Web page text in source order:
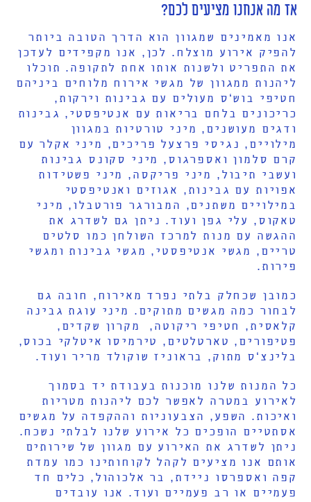
אז מה אנחנו מציעים לכם?
אנו מאמינים שמגוון הוא הדרך הטובה ביותר
להפיק אירוע מוצלח. לכן, אנו מקפידים לעדכן
את התפריט ולשנות אותו אחת לתקופה. תוכלו
ליהנות ממגוון של מגשי אירוח מלוחים ביניהם
חטיפי בוש‘ס מעולים עם גבינות וירקות,
כריכונים בלחם בריאות עם אנטיפסטי, גבינות
ודגים מעושנים, מיני טורטיות במגוון
מילויים, נגיסי פרצעל פריכים, מיני אקלר עם
קרם סלמון ואספרגוס, מיני סקונס גבינות
ועשבי תיבול, מיני פריקסה, מיני פשטידות
אפויות עם גבינות, אגוזים ואנטיפסטי
במילויים משתנים, המבורגר פורטבלו, מיני
טאקוס, עלי גפן ועוד. ניתן גם לשדרג את
ההגשה עם מנות למרכז השולחן כמו סלטים
טריים, מגשי אנטיפסטי, מגשי גבינות ומגשי
פירות.
כמובן שכחלק בלתי נפרד מאירוח, חובה גם
לבחור כמה מגשים מתוקים. מיני עוגת גבינה
קלאסית, חטיפי ריקוטה, מקרון שקדים,
פטיפורים, טארטלטים, טירמיסו איטלקי בכוס,
בלינצ‘ס מתוק, בראוניז שוקולד מריר ועוד.
כל המנות שלנו מוכנות בעבודת יד בסמוך
לאירוע במטרה לאפשר לכם ליהנות מטריות
ואיכות. השפע, הצבעוניות וההקפדה על מגשים
אסתטיים הופכים כל אירוע שלנו לבלתי נשכח.
ניתן לשדרג את האירוע עם מגוון של שירותים
אותם אנו מציעים לקהל לקוחותינו כמו עמדת
קפה ואספרסו ניידת, בר אלכוהול, כלים חד
פעמיים או רב פעמיים ועוד. אנו עובדים